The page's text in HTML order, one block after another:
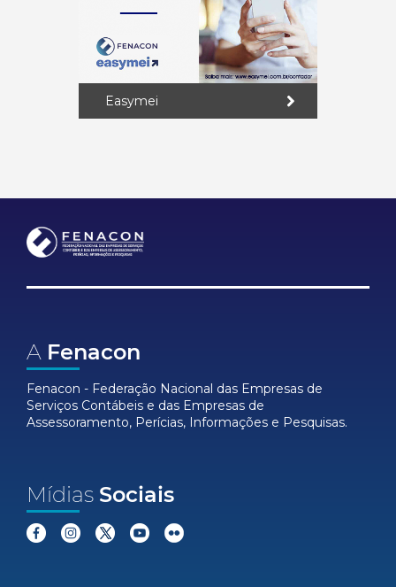
Easymei
A Fenacon
Fenacon - Federação Nacional das Empresas de
Serviços Contábeis e das Empresas de
Assessoramento, Perícias, Informações e Pesquisas.
Mídias Sociais